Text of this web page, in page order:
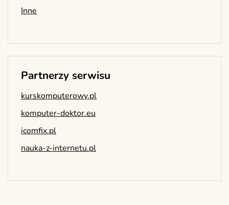
Inne
Partnerzy serwisu
kurskomputerowy.pl
komputer-doktor.eu
icomfix.pl
nauka-z-internetu.pl